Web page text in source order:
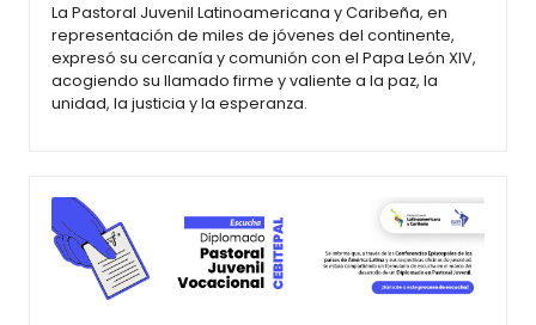
La Pastoral Juvenil Latinoamericana y Caribeña, en
representación de miles de jóvenes del continente,
expresó su cercanía y comunión con el Papa León XIV,
acogiendo su llamado firme y valiente a la paz, la
unidad, la justicia y la esperanza.